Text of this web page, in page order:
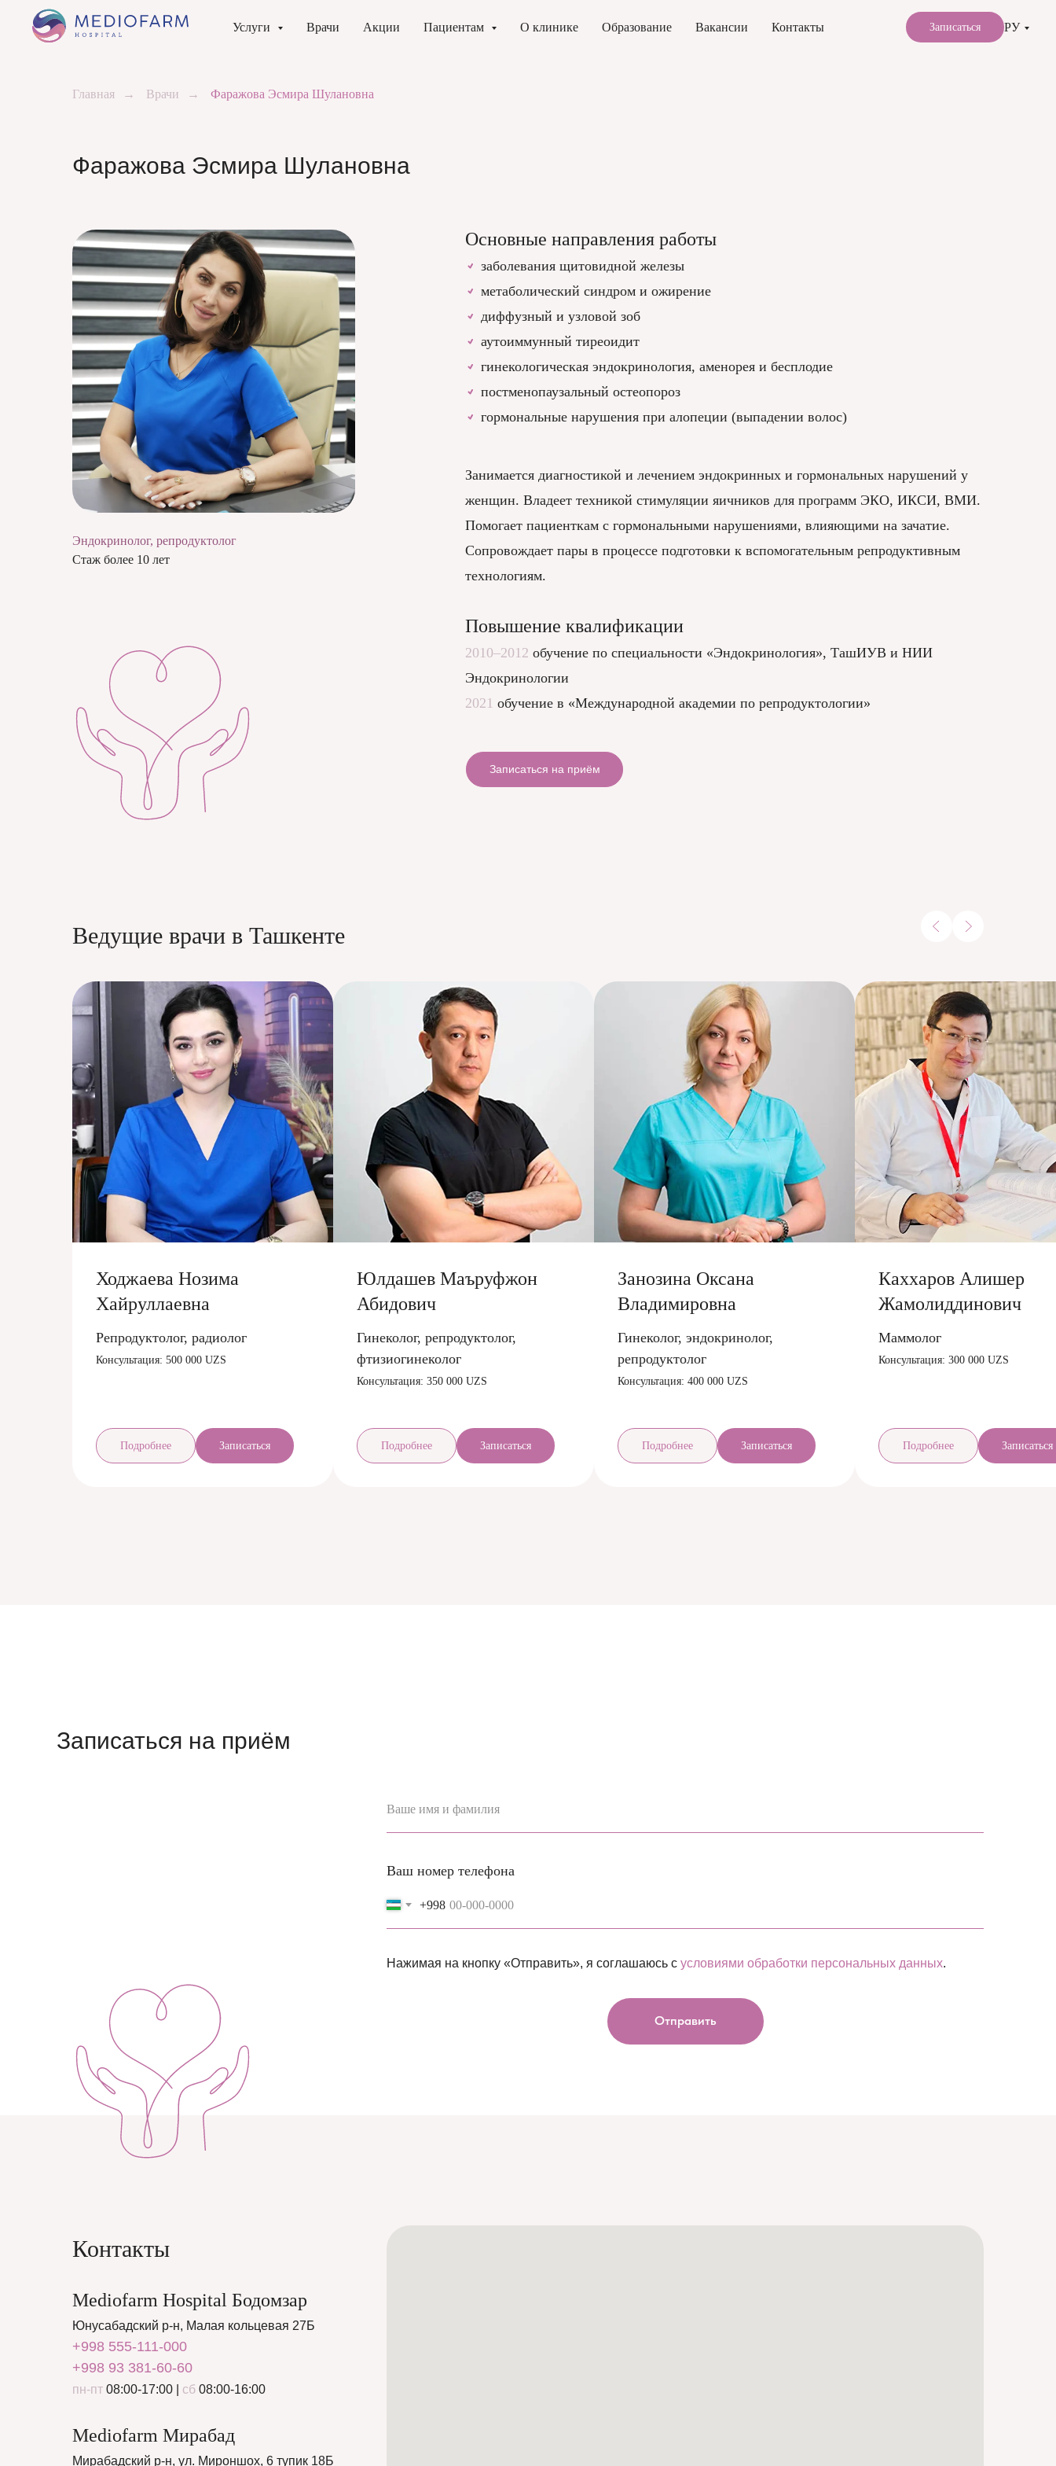
Услуги Врачи Акции Пациентам О клинике Образование Вакансии Контакты Записаться РУ
Главная → Врачи → Фаражова Эсмира Шулановна
Фаражова Эсмира Шулановна
Эндокринолог, репродуктолог
Стаж более 10 лет
Основные направления работы
заболевания щитовидной железы
метаболический синдром и ожирение
диффузный и узловой зоб
аутоиммунный тиреоидит
гинекологическая эндокринология, аменорея и бесплодие
постменопаузальный остеопороз
гормональные нарушения при алопеции (выпадении волос)
Занимается диагностикой и лечением эндокринных и гормональных нарушений у
женщин. Владеет техникой стимуляции яичников для программ ЭКО, ИКСИ, ВМИ.
Помогает пациенткам с гормональными нарушениями, влияющими на зачатие.
Сопровождает пары в процессе подготовки к вспомогательным репродуктивным
технологиям.
Повышение квалификации
2010–2012 обучение по специальности «Эндокринология», ТашИУВ и НИИ
Эндокринологии
2021 обучение в «Международной академии по репродуктологии»
Записаться на приём
Ведущие врачи в Ташкенте
Ходжаева Нозима
Хайруллаевна
Репродуктолог, радиолог
Консультация: 500 000 UZS
Подробнее Записаться
Юлдашев Маъруфжон
Абидович
Гинеколог, репродуктолог,
фтизиогинеколог
Консультация: 350 000 UZS
Подробнее Записаться
Занозина Оксана
Владимировна
Гинеколог, эндокринолог,
репродуктолог
Консультация: 400 000 UZS
Подробнее Записаться
Каххаров Алишер
Жамолиддинович
Маммолог
Консультация: 300 000 UZS
Подробнее Записаться
Записаться на приём
Ваше имя и фамилия
Ваш номер телефона
+998
Нажимая на кнопку «Отправить», я соглашаюсь с условиями обработки персональных данных.
Отправить
Контакты
Mediofarm Hospital Бодомзар
Юнусабадский р-н, Малая кольцевая 27Б
+998 555-111-000
+998 93 381-60-60
пн-пт 08:00-17:00 | сб 08:00-16:00
Mediofarm Мирабад
Мирабадский р-н, ул. Мироншох, 6 тупик 18Б